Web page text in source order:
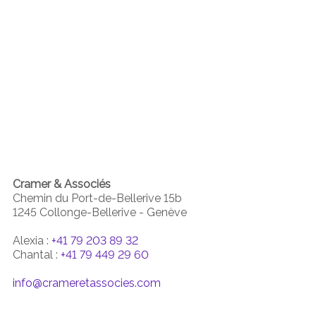
Cramer & Associés
Chemin du Port-de-Bellerive 15b
1245 Collonge-Bellerive - Genève
Alexia : +41 79 203 89 32
Chantal : +41 79 449 29 60
info@crameretassocies.com